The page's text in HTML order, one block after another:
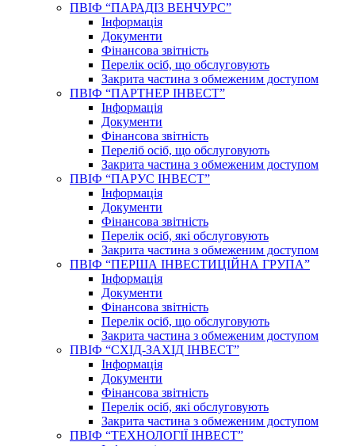
ПВІФ “ПАРАДІЗ ВЕНЧУРС”
Інформація
Документи
Фінансова звітність
Перелік осіб, що обслуговують
Закрита частина з обмеженим доступом
ПВІФ “ПАРТНЕР ІНВЕСТ”
Інформація
Документи
Фінансова звітність
Переліб осіб, що обслуговують
Закрита частина з обмеженим доступом
ПВІФ “ПАРУС ІНВЕСТ”
Інформація
Документи
Фінансова звітність
Перелік осіб, які обслуговують
Закрита частина з обмеженим доступом
ПВІФ “ПЕРША ІНВЕСТИЦІЙНА ГРУПА”
Інформація
Документи
Фінансова звітність
Перелік осіб, що обслуговують
Закрита частина з обмеженим доступом
ПВІФ “СХІД-ЗАХІД ІНВЕСТ”
Інформація
Документи
Фінансова звітність
Перелік осіб, які обслуговують
Закрита частина з обмеженим доступом
ПВІФ “ТЕХНОЛОГІЇ ІНВЕСТ”